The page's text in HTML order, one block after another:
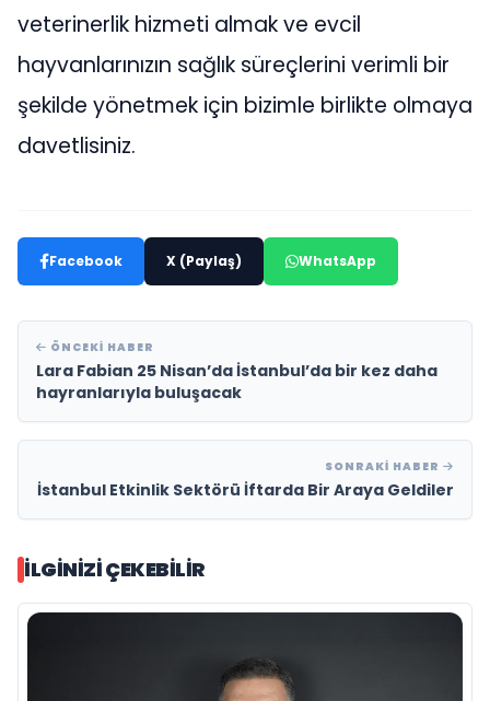
veterinerlik hizmeti almak ve evcil
hayvanlarınızın sağlık süreçlerini verimli bir
şekilde yönetmek için bizimle birlikte olmaya
davetlisiniz.
Facebook X (Paylaş) WhatsApp
ÖNCEKI HABER
Lara Fabian 25 Nisan’da İstanbul’da bir kez daha
hayranlarıyla buluşacak
SONRAKI HABER
İstanbul Etkinlik Sektörü İftarda Bir Araya Geldiler
İLGINIZI ÇEKEBILIR